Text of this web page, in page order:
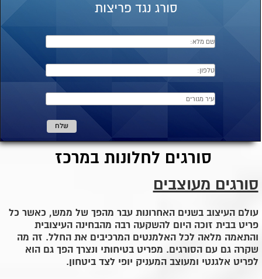
סורג נגד פריצות
סורגים לחלונות במרכז
סורגים מעוצבים
עולם העיצוב בשנים האחרונות עבר מהפך של ממש, כאשר כל
פריט בבית זוכה היום להשקעה רבה מהבחינה העיצובית
והתאמה מלאה לכל האלמנטים המרכיבים את החלל. זה מה
שקרה גם עם הסורגים. מפריט בטיחותי ונצרך הפך גם הוא
לפריט אלגנטי ומעוצב המעניק יופי לצד ביטחון.